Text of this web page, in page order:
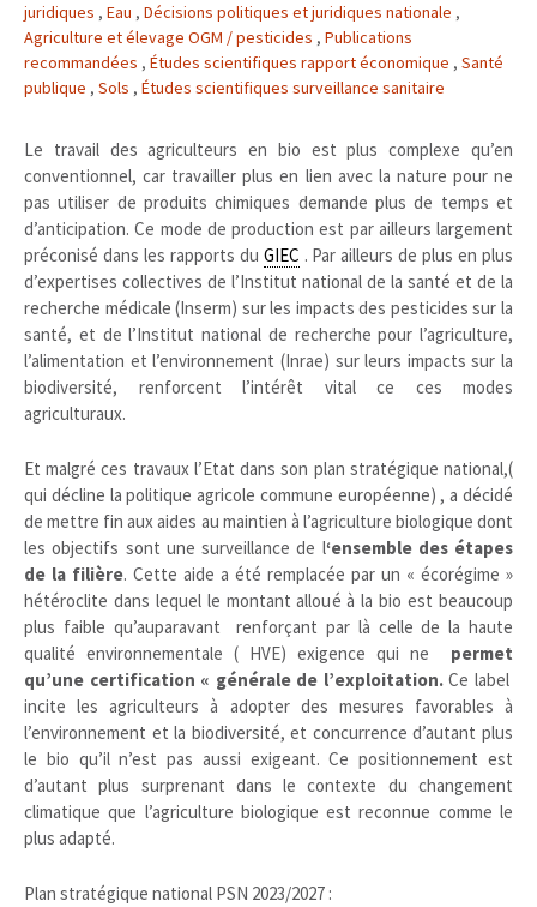
juridiques , Eau , Décisions politiques et juridiques nationale ,
Agriculture et élevage OGM / pesticides , Publications
recommandées , Études scientifiques rapport économique , Santé
publique , Sols , Études scientifiques surveillance sanitaire
Le travail des agriculteurs en bio est plus complexe qu’en
conventionnel, car travailler plus en lien avec la nature pour ne
pas utiliser de produits chimiques demande plus de temps et
d’anticipation. Ce mode de production est par ailleurs largement
préconisé dans les rapports du GIEC . Par ailleurs de plus en plus
d’expertises collectives de l’Institut national de la santé et de la
recherche médicale (Inserm) sur les impacts des pesticides sur la
santé, et de l’Institut national de recherche pour l’agriculture,
l’alimentation et l’environnement (Inrae) sur leurs impacts sur la
biodiversité, renforcent l’intérêt vital ce ces modes
agriculturaux.
Et malgré ces travaux l’Etat dans son plan stratégique national,(
qui décline la politique agricole commune européenne) , a décidé
de mettre fin aux aides au maintien à l’agriculture biologique dont
les objectifs sont une surveillance de l‘ensemble des étapes
de la filière. Cette aide a été remplacée par un « écorégime »
hétéroclite dans lequel le montant alloué à la bio est beaucoup
plus faible qu’auparavant renforçant par là celle de la haute
qualité environnementale ( HVE) exigence qui ne permet
qu’une certification « générale de l’exploitation.Ce label
incite les agriculteurs à adopter des mesures favorables à
l’environnement et la biodiversité, et concurrence d’autant plus
le bio qu’il n’est pas aussi exigeant. Ce positionnement est
d’autant plus surprenant dans le contexte du changement
climatique que l’agriculture biologique est reconnue comme le
plus adapté.
Plan stratégique national PSN 2023/2027 :